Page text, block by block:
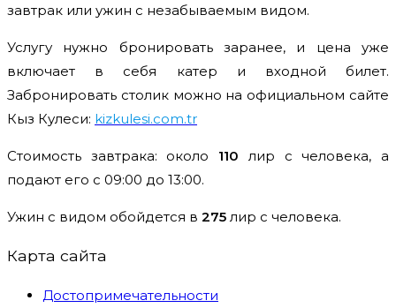
завтрак или ужин с незабываемым видом.
Услугу нужно бронировать заранее, и цена уже
включает в себя катер и входной билет.
Забронировать столик можно на официальном сайте
Кыз Кулеси: kizkulesi.com.tr
Стоимость завтрака: около 110 лир с человека, а
подают его с 09:00 до 13:00.
Ужин с видом обойдется в 275 лир с человека.
Карта сайта
Достопримечательности